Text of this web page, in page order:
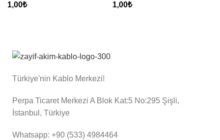
1,00₺
1,00₺
Türkiye'nin Kablo Merkezi!
Perpa Ticaret Merkezi A Blok Kat:5 No:295 Şişli,
İstanbul, Türkiye
Whatsapp: +90 (533) 4984464